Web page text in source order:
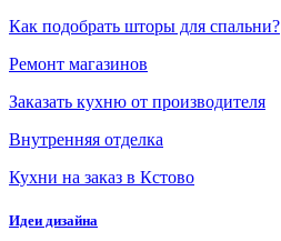
Как подобрать шторы для спальни?
Ремонт магазинов
Заказать кухню от производителя
Внутренняя отделка
Кухни на заказ в Кстово
Идеи дизайна